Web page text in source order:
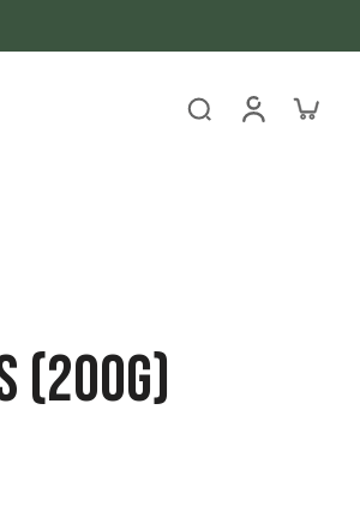
(200g)